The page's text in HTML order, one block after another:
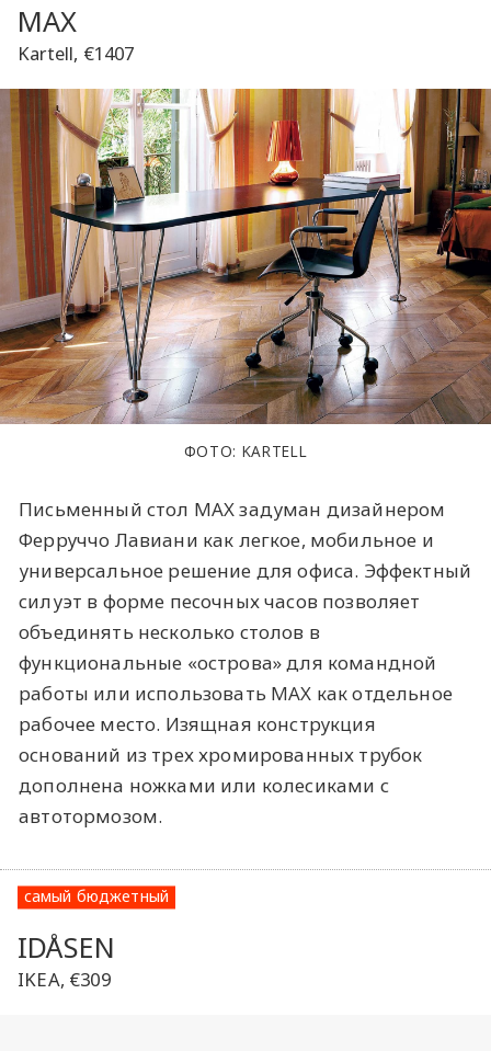
MAX
Kartell, €1407
ФОТО: KARTELL
Письменный стол MAX задуман дизайнером
Ферруччо Лавиани как легкое, мобильное и
универсальное решение для офиса. Эффектный
силуэт в форме песочных часов позволяет
объединять несколько столов в
функциональные «острова» для командной
работы или использовать MAX как отдельное
рабочее место. Изящная конструкция
оснований из трех хромированных трубок
дополнена ножками или колесиками с
автотормозом.
самый бюджетный
IDÅSEN
IKEA, €309